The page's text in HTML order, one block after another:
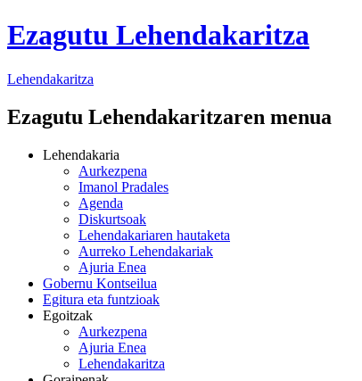
Ezagutu Lehendakaritza
Lehendakaritza
Ezagutu Lehendakaritzaren menua
Lehendakaria
Aurkezpena
Imanol Pradales
Agenda
Diskurtsoak
Lehendakariaren hautaketa
Aurreko Lehendakariak
Ajuria Enea
Gobernu Kontseilua
Egitura eta funtzioak
Egoitzak
Aurkezpena
Ajuria Enea
Lehendakaritza